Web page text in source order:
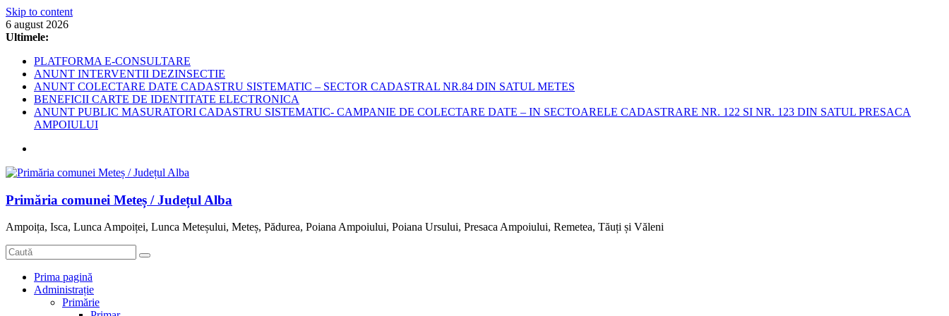
Skip to content
6 august 2026
Ultimele:
PLATFORMA E-CONSULTARE
ANUNT INTERVENTII DEZINSECTIE
ANUNT COLECTARE DATE CADASTRU SISTEMATIC – SECTOR CADASTRAL NR.84 DIN SATUL METES
BENEFICII CARTE DE IDENTITATE ELECTRONICA
ANUNT PUBLIC MASURATORI CADASTRU SISTEMATIC- CAMPANIE DE COLECTARE DATE – IN SECTOARELE CADASTRARE NR. 122 SI NR. 123 DIN SATUL PRESACA
AMPOIULUI
Primăria comunei Meteș / Județul Alba
Ampoița, Isca, Lunca Ampoiței, Lunca Meteșului, Meteș, Pădurea, Poiana Ampoiului, Poiana Ursului, Presaca Ampoiului, Remetea, Tăuți și Văleni
Prima pagină
Administrație
Primărie